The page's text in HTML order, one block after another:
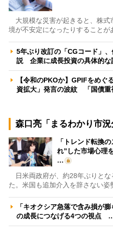
大規模な災害が起きると、株式
境が不安定になったりすることが
5年ぶり改訂の「CGコード」
説 企業に成長投資の具体的
【令和のPKOか】GPIFをめぐ
資拡大」発言の波紋 「国債
森口亮「まるわかり市況
「トレンド転換
れ”した市場心理
…
日米両政府が、約28年ぶりとな
た。米国も追加介入を辞さない姿
「キオクシア急落で含み損が
の成長につなげる4つの視点